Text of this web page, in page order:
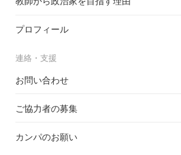
プロフィール
連絡・支援
お問い合わせ
ご協力者の募集
カンパのお願い